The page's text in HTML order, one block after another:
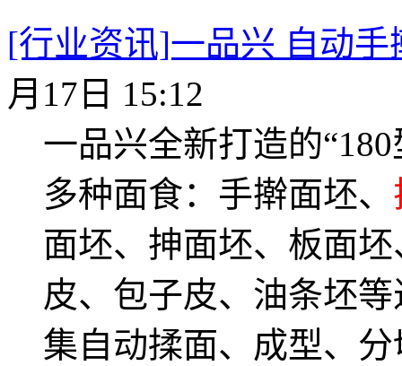
[行业资讯]一品兴 自动
月17日 15:12
一品兴全新打造的
多种面食：手擀面坯、
面坯、抻面坯、板面
皮、包子皮、油条坯
集自动揉面、成型、